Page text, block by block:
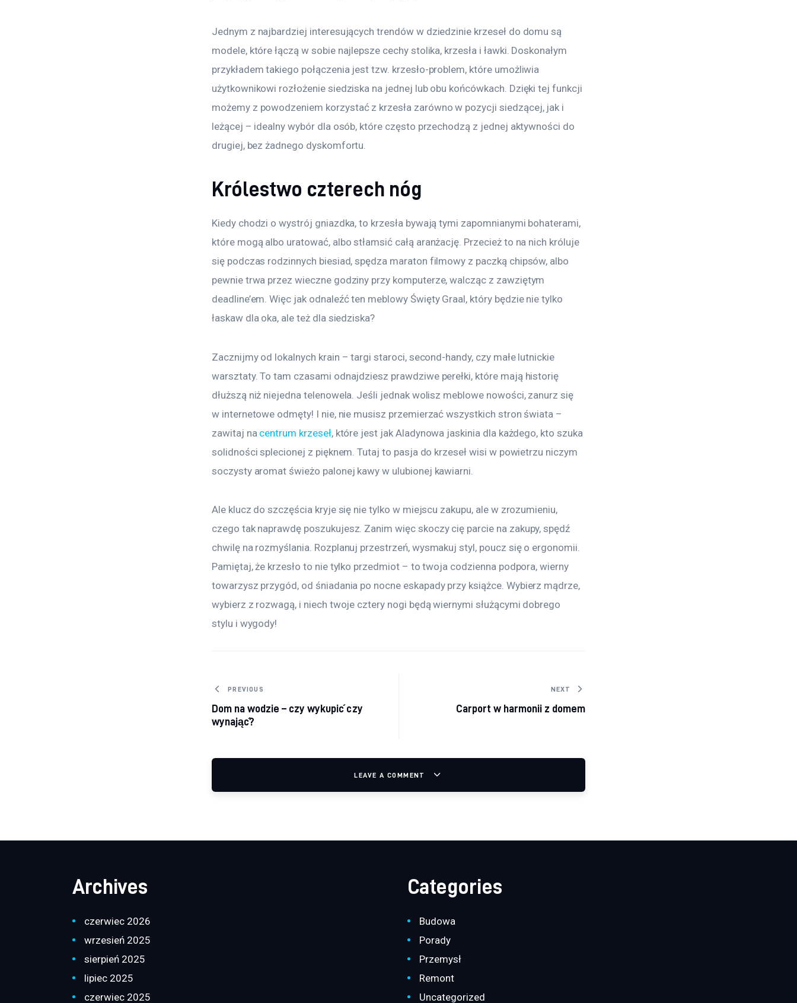
Jednym z najbardziej interesujących trendów w dziedzinie krzeseł do domu są
modele, które łączą w sobie najlepsze cechy stolika, krzesła i ławki. Doskonałym
przykładem takiego połączenia jest tzw. krzesło-problem, które umożliwia
użytkownikowi rozłożenie siedziska na jednej lub obu końcówkach. Dzięki tej funkcji
możemy z powodzeniem korzystać z krzesła zarówno w pozycji siedzącej, jak i
leżącej – idealny wybór dla osób, które często przechodzą z jednej aktywności do
drugiej, bez żadnego dyskomfortu.
Królestwo czterech nóg
Kiedy chodzi o wystrój gniazdka, to krzesła bywają tymi zapomnianymi bohaterami,
które mogą albo uratować, albo stłamsić całą aranżację. Przecież to na nich króluje
się podczas rodzinnych biesiad, spędza maraton filmowy z paczką chipsów, albo
pewnie trwa przez wieczne godziny przy komputerze, walcząc z zawziętym
deadline’em. Więc jak odnaleźć ten meblowy Święty Graal, który będzie nie tylko
łaskaw dla oka, ale też dla siedziska?
Zacznijmy od lokalnych krain – targi staroci, second-handy, czy małe lutnickie
warsztaty. To tam czasami odnajdziesz prawdziwe perełki, które mają historię
dłuższą niż niejedna telenowela. Jeśli jednak wolisz meblowe nowości, zanurz się
w internetowe odmęty! I nie, nie musisz przemierzać wszystkich stron świata –
zawitaj na centrum krzeseł, które jest jak Aladynowa jaskinia dla każdego, kto szuka
solidności splecionej z pięknem. Tutaj to pasja do krzeseł wisi w powietrzu niczym
soczysty aromat świeżo palonej kawy w ulubionej kawiarni.
Ale klucz do szczęścia kryje się nie tylko w miejscu zakupu, ale w zrozumieniu,
czego tak naprawdę poszukujesz. Zanim więc skoczy cię parcie na zakupy, spędź
chwilę na rozmyślania. Rozplanuj przestrzeń, wysmakuj styl, poucz się o ergonomii.
Pamiętaj, że krzesło to nie tylko przedmiot – to twoja codzienna podpora, wierny
towarzysz przygód, od śniadania po nocne eskapady przy książce. Wybierz mądrze,
wybierz z rozwagą, i niech twoje cztery nogi będą wiernymi służącymi dobrego
stylu i wygody!
Nawigacja wpisu
PREVIOUS
Dom na wodzie – czy wykupić czy
wynająć?
NEXT
Carport w harmonii z domem
LEAVE A COMMENT
Archives
czerwiec 2026
wrzesień 2025
sierpień 2025
lipiec 2025
czerwiec 2025
Categories
Budowa
Porady
Przemysł
Remont
Uncategorized